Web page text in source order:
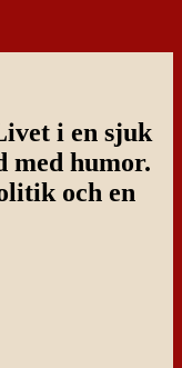
i en sjuk
med humor.
och en